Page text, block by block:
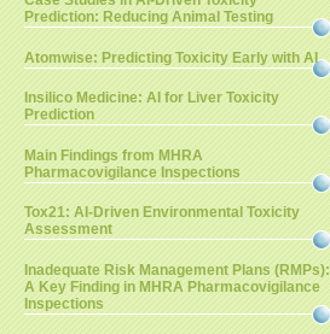
Prediction: Reducing Animal Testing
Atomwise: Predicting Toxicity Early with AI
Insilico Medicine: AI for Liver Toxicity
Prediction
Main Findings from MHRA
Pharmacovigilance Inspections
Tox21: AI-Driven Environmental Toxicity
Assessment
Inadequate Risk Management Plans (RMPs):
A Key Finding in MHRA Pharmacovigilance
Inspections